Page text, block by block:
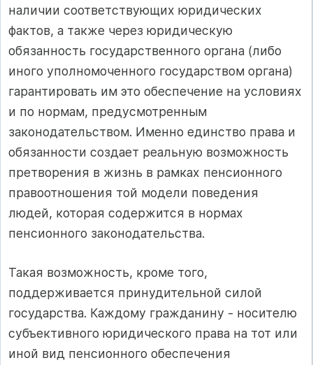
наличии соответствующих юридических
фактов, а также через юридическую
обязанность государственного органа (либо
иного уполномоченного государством органа)
гарантировать им это обеспечение на условиях
и по нормам, предусмотрен­ным
законодательством. Именно единство права и
обязанности создает реальную возможность
претворения в жизнь в рамках пенсионного
правоотношения той модели поведения
людей, которая содержится в нормах
пенсионного законодательства.
Такая возможность, кроме того,
поддерживается принудительной силой
государства. Каждому гражданину - носителю
субъективного юридического права на тот или
иной вид пенсионного обеспечения